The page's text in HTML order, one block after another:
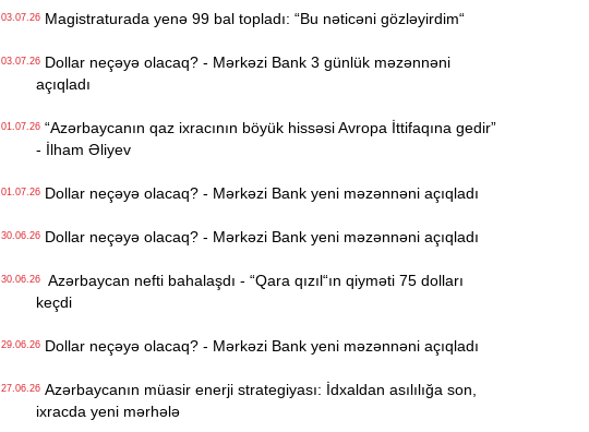
03.07.26Magistraturada yenə 99 bal topladı: “Bu nəticəni gözləyirdim“
03.07.26Dollar neçəyə olacaq? - Mərkəzi Bank 3 günlük məzənnəni
açıqladı
01.07.26“Azərbaycanın qaz ixracının böyük hissəsi Avropa İttifaqına gedir”
- İlham Əliyev
01.07.26Dollar neçəyə olacaq? - Mərkəzi Bank yeni məzənnəni açıqladı
30.06.26Dollar neçəyə olacaq? - Mərkəzi Bank yeni məzənnəni açıqladı
30.06.26Azərbaycan nefti bahalaşdı - “Qara qızıl“ın qiyməti 75 dolları
keçdi
29.06.26Dollar neçəyə olacaq? - Mərkəzi Bank yeni məzənnəni açıqladı
27.06.26Azərbaycanın müasir enerji strategiyası: İdxaldan asılılığa son,
ixracda yeni mərhələ